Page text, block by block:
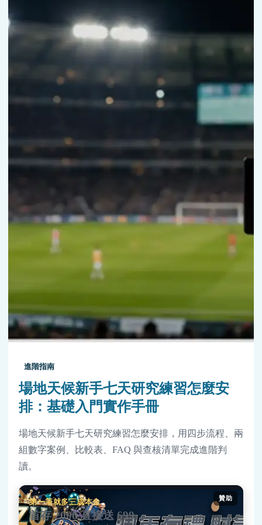
進階指南
場地天候新手七天研究練習怎麼安
排：基礎入門實作手冊
場地天候新手七天研究練習怎麼安排，用四步流程、兩
組數字案例、比較表、FAQ 與查核清單完成進階判
讀。
贊助
第一筆就多三成本金
首存 2000 直接送 699